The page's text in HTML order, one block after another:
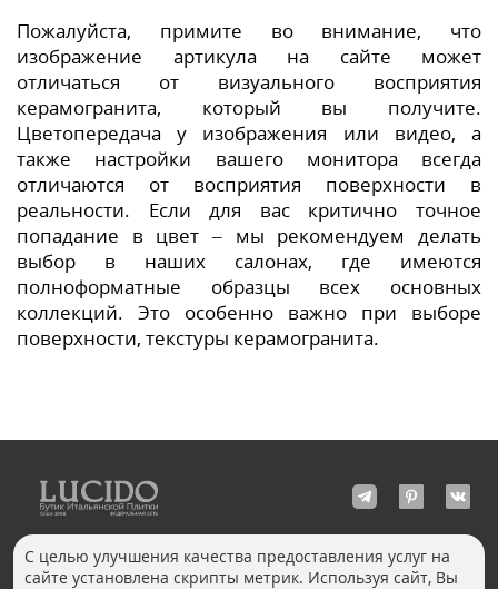
Пожалуйста, примите во внимание, что
изображение артикула на сайте может
отличаться от визуального восприятия
керамогранита, который вы получите.
Цветопередача у изображения или видео, а
также настройки вашего монитора всегда
отличаются от восприятия поверхности в
реальности. Если для вас критично точное
попадание в цвет – мы рекомендуем делать
выбор в наших салонах, где имеются
полноформатные образцы всех основных
коллекций. Это особенно важно при выборе
поверхности, текстуры керамогранита.
С целью улучшения качества предоставления услуг на
сайте установлена скрипты метрик. Используя сайт, Вы